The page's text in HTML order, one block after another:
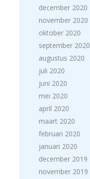
december 2020
november 2020
oktober 2020
september 2020
augustus 2020
juli 2020
juni 2020
mei 2020
april 2020
maart 2020
februari 2020
januari 2020
december 2019
november 2019